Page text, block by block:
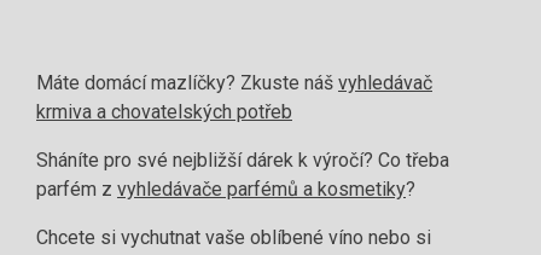
Máte domácí mazlíčky? Zkuste náš vyhledávač
krmiva a chovatelských potřeb
Sháníte pro své nejbližší dárek k výročí? Co třeba
parfém z vyhledávače parfémů a kosmetiky?
Chcete si vychutnat vaše oblíbené víno nebo si